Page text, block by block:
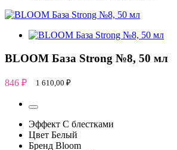
BLOOM База Strong №8, 50 мл
846 ₽ 1 610,00 ₽
Эффект С блестками
Цвет Белый
Бренд Bloom